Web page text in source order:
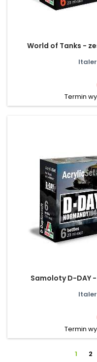
World of Tanks -
Termin
Samoloty D-DAY
Termin
1 2